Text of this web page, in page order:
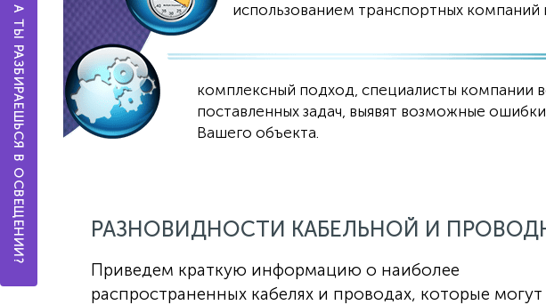
использованием транспортных компаний
комплексный подход, специалисты компании
поставленных задач, выявят возможные
Вашего объекта.
РАЗНОВИДНОСТИ КАБЕЛЬНОЙ И
Приведем краткую информацию о наиболее
распространенных кабелях и проводах, которые могут
А ТЫ РАЗБИРАЕШЬСЯ В ОСВЕЩЕНИИ?